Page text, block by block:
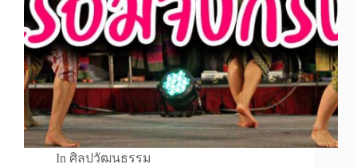
In ศิลปวัฒนธรรม